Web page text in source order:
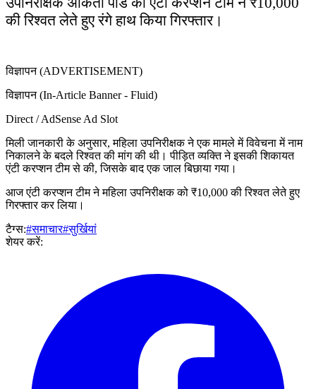
की रिश्वत लेते हुए रंगे हाथ किया गिरफ्तार।
विज्ञापन (ADVERTISEMENT)
विज्ञापन (In-Article Banner - Fluid)
Direct / AdSense Ad Slot
मिली जानकारी के अनुसार, महिला उपनिरीक्षक ने एक मामले में विवेचना में नाम
निकालने के बदले रिश्वत की मांग की थी। पीड़ित व्यक्ति ने इसकी शिकायत
एंटी करप्शन टीम से की, जिसके बाद एक जाल बिछाया गया।
आज एंटी करप्शन टीम ने महिला उपनिरीक्षक को ₹10,000 की रिश्वत लेते हुए
गिरफ्तार कर लिया।
टैग्स:#समाचार#सुर्खियां
शेयर करें: